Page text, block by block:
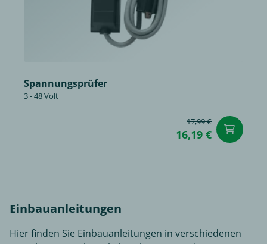
Spannungsprüfer
3 - 48 Volt
17,99 €
16,19 €
Einbauanleitungen
Hier finden Sie Einbauanleitungen in verschiedenen